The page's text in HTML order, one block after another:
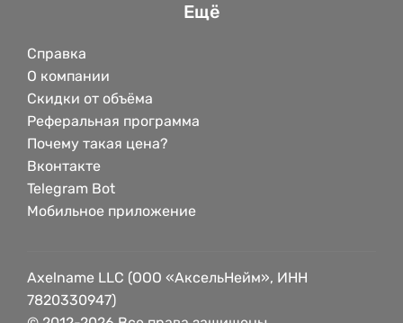
Ещё
Справка
О компании
Скидки от объёма
Реферальная программа
Почему такая цена?
Вконтакте
Telegram Bot
Мобильное приложение
Axelname LLC (ООО «АксельНейм», ИНН
7820330947)